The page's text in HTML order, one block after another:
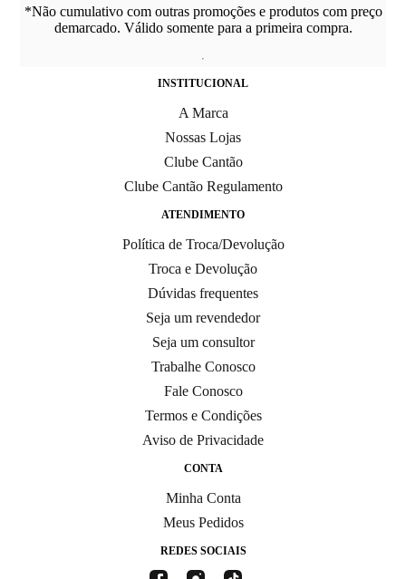
*Não cumulativo com outras promoções e produtos com preço
demarcado. Válido somente para a primeira compra.
INSTITUCIONAL
A Marca
Nossas Lojas
Clube Cantão
Clube Cantão Regulamento
ATENDIMENTO
Política de Troca/Devolução
Troca e Devolução
Dúvidas frequentes
Seja um revendedor
Seja um consultor
Trabalhe Conosco
Fale Conosco
Termos e Condições
Aviso de Privacidade
CONTA
Minha Conta
Meus Pedidos
REDES SOCIAIS